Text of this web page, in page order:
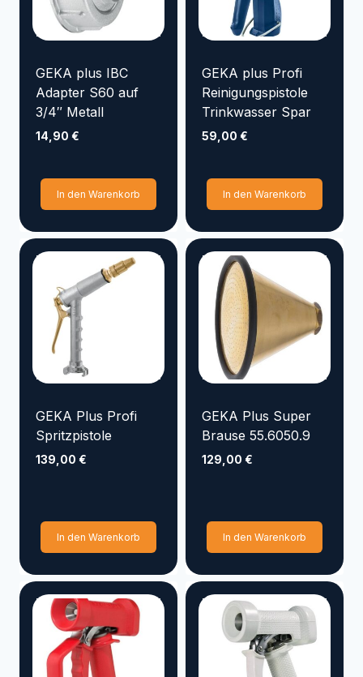
GEKA plus IBC
Adapter S60 auf
3/4″ Metall
14,90 €
In den Warenkorb
GEKA plus Profi
Reinigungspistole
Trinkwasser Spar
59,00 €
In den Warenkorb
GEKA Plus Profi
Spritzpistole
139,00 €
In den Warenkorb
GEKA Plus Super
Brause 55.6050.9
129,00 €
In den Warenkorb